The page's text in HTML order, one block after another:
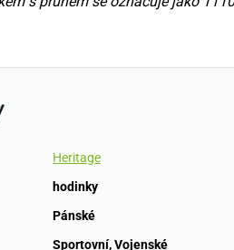
Heritage
hodinky
Pánské
Sportovní,Vojenské